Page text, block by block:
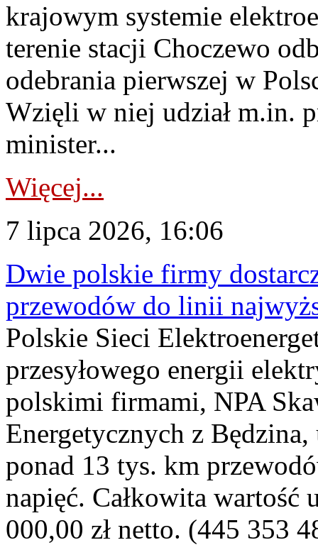
krajowym systemie
terenie stacji Choczewo
odebrania pierwszej w
Wzięli w niej udział m.in.
minister...
Więcej...
7 lipca 2026, 16:06
Dwie polskie firmy
przewodów do linii
Polskie Sieci
przesyłowego energii
polskimi firmami, NPA
Energetycznych z
ponad 13 tys. km
napięć. Całkowita
000,00 zł netto. (445 353